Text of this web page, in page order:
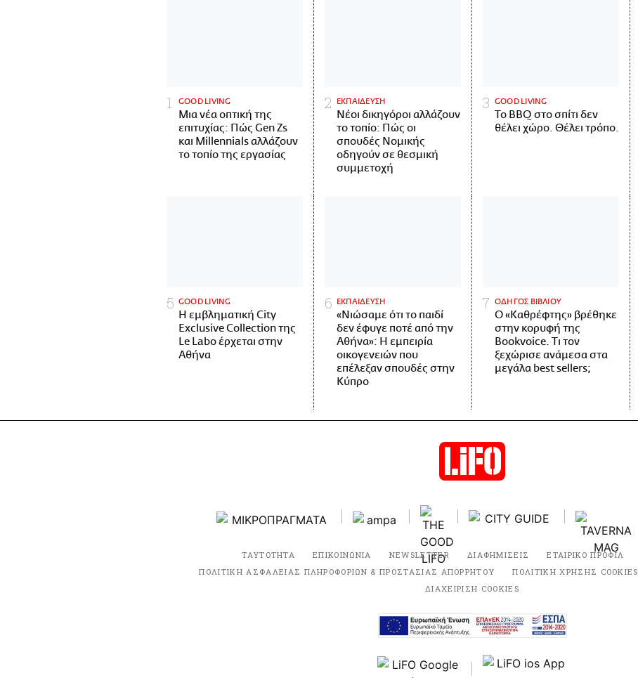
GOOD LIVING
Μια νέα οπτική της
επιτυχίας: Πώς Gen Zs
και Millennials αλλάζουν
το τοπίο της εργασίας
ΕΚΠΑΙΔΕΥΣΗ
Νέοι δικηγόροι αλλάζουν
το τοπίο: Πώς οι
σπουδές Νομικής
οδηγούν σε θεσμική
συμμετοχή
GOOD LIVING
Το BBQ στο σπίτι δεν
θέλει χώρο. Θέλει τρόπο.
GOOD LIVING
Η εμβληματική City
Exclusive Collection της
Le Labo έρχεται στην
Αθήνα
ΕΚΠΑΙΔΕΥΣΗ
«Νιώσαμε ότι το παιδί
δεν έφυγε ποτέ από την
Αθήνα»: Η εμπειρία
οικογενειών που
επέλεξαν σπουδές στην
Κύπρο
ΟΔΗΓΟΣ ΒΙΒΛΙΟΥ
Ο «Καθρέφτης» βρέθηκε
στην κορυφή της
Bookvoice. Τι τον
ξεχώρισε ανάμεσα στα
μεγάλα best sellers;
ΤΑΥΤΟΤΗΤΑ ΕΠΙΚΟΙΝΩΝΙΑ NEWSLETTER ΔΙΑΦΗΜΙΣΕΙΣ ΕΤΑΙΡΙΚΟ ΠΡΟΦΙΛ
ΠΟΛΙΤΙΚΗ ΑΣΦΑΛΕΙΑΣ ΠΛΗΡΟΦΟΡΙΩΝ & ΠΡΟΣΤΑΣΙΑΣ ΑΠΟΡΡΗΤΟΥ
ΠΟΛΙΤΙΚΗ ΧΡΗΣΗΣ COOKIES
ΔΙΑΧΕΙΡΙΣΗ COOKIES